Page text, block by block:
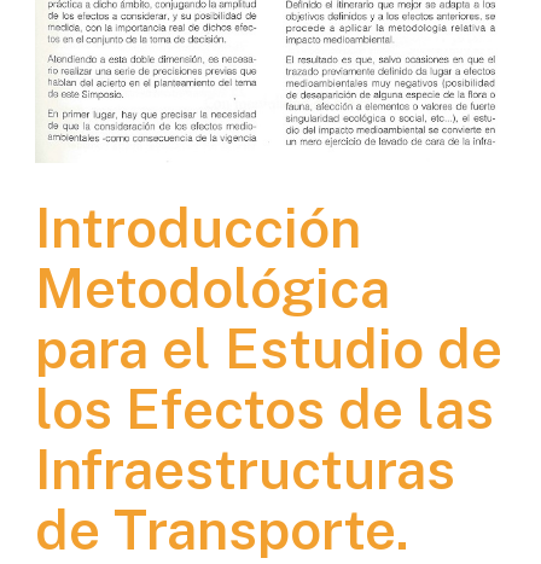
Introducción
Metodológica
para el Estudio de
los Efectos de las
Infraestructuras
de Transporte.